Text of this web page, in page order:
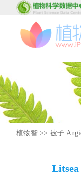
植物智 >> 被子
Litsea